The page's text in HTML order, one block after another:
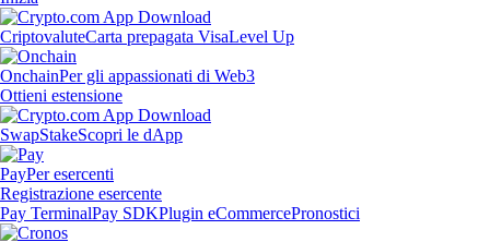
CriptovaluteCarta prepagata VisaLevel Up
OnchainPer gli appassionati di Web3
Ottieni estensione
SwapStakeScopri le dApp
PayPer esercenti
Registrazione esercente
Pay TerminalPay SDKPlugin eCommercePronostici